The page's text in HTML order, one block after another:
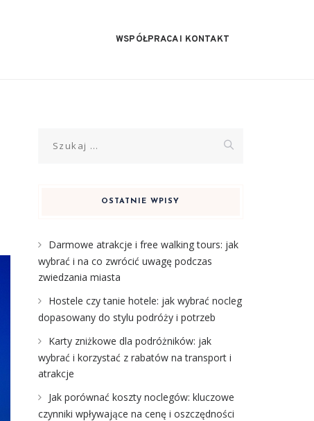
WSPÓŁPRACA I KONTAKT
OSTATNIE WPISY
Darmowe atrakcje i free walking tours: jak
wybrać i na co zwrócić uwagę podczas
zwiedzania miasta
Hostele czy tanie hotele: jak wybrać nocleg
dopasowany do stylu podróży i potrzeb
Karty zniżkowe dla podróżników: jak
wybrać i korzystać z rabatów na transport i
atrakcje
Jak porównać koszty noclegów: kluczowe
czynniki wpływające na cenę i oszczędności